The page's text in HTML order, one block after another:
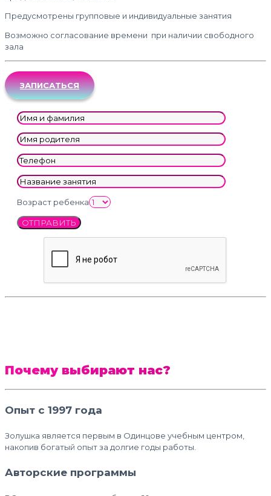
Предусмотрены групповые и индивидуальные занятия
Возможно согласование времени при наличии свободного
зала
ЗАПИСАТЬСЯ
Возраст ребенка
Почему выбирают нас?
Опыт с 1997 года
Золушка является первым в Одинцове учебным центром,
накопив богатый опыт за долгие годы работы.
Авторские программы